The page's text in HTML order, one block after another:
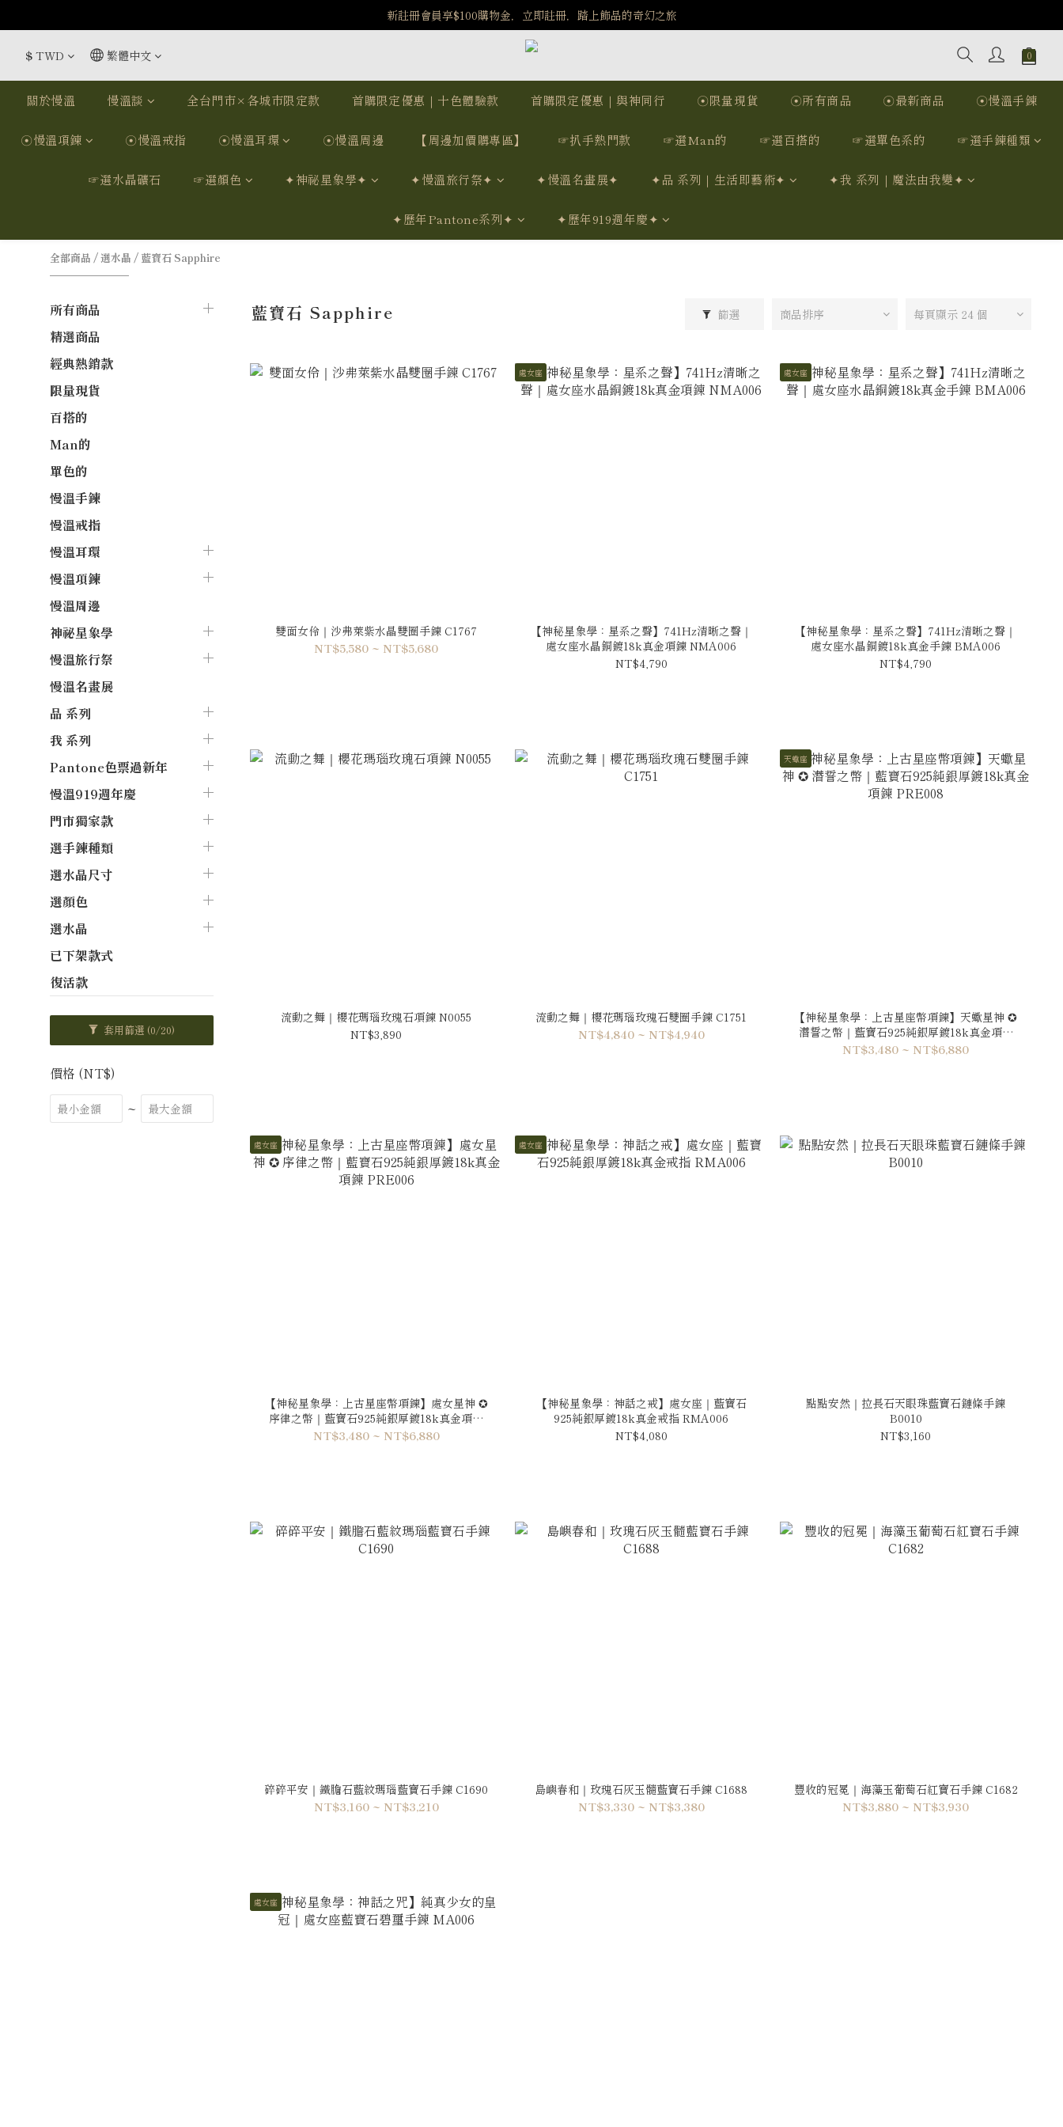
️8/6-8/12 第一波古文明馬拉松正式開跑：烏爾風華套組優惠價$5140
️8/6-8/12 第一波古文明馬拉松正式開跑：烏爾風華套組優惠價$5140
$ TWD 繁體中文
關於慢溫 慢溫談 全台門市×各城市限定款 首購限定優惠｜十色體驗款 首購限定優惠｜與神同行 ☉限量現貨 ☉所有商品 ☉最新商品 ☉慢溫手鍊
☉慢溫項鍊 ☉慢溫戒指 ☉慢溫耳環 ☉慢溫周邊 【周邊加價購專區】 ☞扒手熱門款 ☞選Man的 ☞選百搭的 ☞選單色系的 ☞選手鍊種類
☞選水晶礦石 ☞選顏色 ✦神祕星象學✦ ✦慢溫旅行祭✦ ✦慢溫名畫展✦ ✦品 系列｜生活即藝術✦ ✦我 系列｜魔法由我變✦
✦歷年Pantone系列✦ ✦歷年919週年慶✦
全部商品 /選水晶 / 藍寶石 Sapphire
所有商品
精選商品
經典熱銷款
限量現貨
百搭的
Man的
單色的
慢溫手鍊
慢溫戒指
慢溫耳環
慢溫項鍊
慢溫周邊
神祕星象學
慢溫旅行祭
慢溫名畫展
品 系列
我 系列
Pantone色票過新年
慢溫919週年慶
門市獨家款
選手鍊種類
選水晶尺寸
選顏色
選水晶
已下架款式
復活款
套用篩選 (0/20)
價格 (NT$)
~
藍寶石 Sapphire 篩選 商品排序 每頁顯示 24 個
雙面女伶｜沙弗萊紫水晶雙圈手鍊 C1767
NT$5,580 ~ NT$5,680
處女座
【神秘星象學：星系之聲】741Hz清晰之聲｜
處女座水晶銅鍍18k真金項鍊 NMA006
NT$4,790
處女座
【神秘星象學：星系之聲】741Hz清晰之聲｜
處女座水晶銅鍍18k真金手鍊 BMA006
NT$4,790
流動之舞｜櫻花瑪瑙玫瑰石項鍊 N0055
NT$3,890
流動之舞｜櫻花瑪瑙玫瑰石雙圈手鍊 C1751
NT$4,840 ~ NT$4,940
天蠍座
【神秘星象學：上古星座幣項鍊】天蠍星神 ✪
潛誓之幣｜藍寶石925純銀厚鍍18k真金項鍊
PRE008
NT$3,480 ~ NT$6,880
處女座
【神秘星象學：上古星座幣項鍊】處女星神 ✪
序律之幣｜藍寶石925純銀厚鍍18k真金項鍊
PRE006
NT$3,480 ~ NT$6,880
處女座
【神秘星象學：神話之戒】處女座｜藍寶石
925純銀厚鍍18k真金戒指 RMA006
NT$4,080
點點安然｜拉長石天眼珠藍寶石鏈條手鍊
B0010
NT$3,160
碎碎平安｜鐵膽石藍紋瑪瑙藍寶石手鍊 C1690
NT$3,160 ~ NT$3,210
島嶼春和｜玫瑰石灰玉髓藍寶石手鍊 C1688
NT$3,330 ~ NT$3,380
豐收的冠冕｜海藻玉葡萄石紅寶石手鍊 C1682
NT$3,880 ~ NT$3,930
處女座